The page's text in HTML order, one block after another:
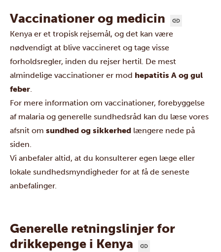
Vaccinationer og medicin
Kenya er et tropisk rejsemål, og det kan være
nødvendigt at blive vaccineret og tage visse
forholdsregler, inden du rejser hertil. De mest
almindelige vaccinationer er mod hepatitis A og gul
feber.
For mere information om vaccinationer, forebyggelse
af malaria og generelle sundhedsråd kan du læse vores
afsnit om sundhed og sikkerhed længere nede på
siden.
Vi anbefaler altid, at du konsulterer egen læge eller
lokale sundhedsmyndigheder for at få de seneste
anbefalinger.
Generelle retningslinjer for
drikkepenge i Kenya